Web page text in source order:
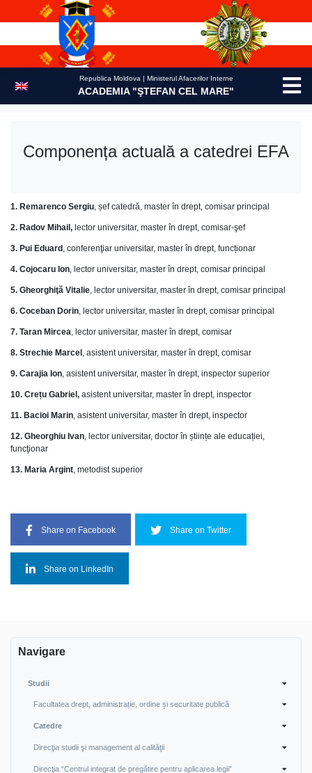
Republica Moldova | Ministerul Afacerilor Interne
ACADEMIA "ŞTEFAN CEL MARE"
Componența actuală a catedrei EFA
1. Remarenco Sergiu, șef catedră, master în drept, comisar principal
2. Radov Mihail, lector universitar, master în drept, comisar-şef
3. Pui Eduard , conferenţiar universitar, master în drept, funcționar
4. Cojocaru Ion, lector universitar, master în drept, comisar principal
5. Gheorghiţă Vitalie, lector universitar, master în drept, comisar principal
6. Coceban Dorin, lector universitar, master în drept, comisar principal
7. Taran Mircea, lector universitar, master în drept, comisar
8. Strechie Marcel , asistent universitar, master în drept, comisar
9. Carajia Ion, asistent universitar, master în drept, inspector superior
10. Crețu Gabriel, asistent universitar, master în drept, inspector
11. Bacioi Marin, asistent universitar, master în drept, inspector
12. Gheorghiu Ivan, lector universitar, doctor în științe ale educației,
funcţionar
13. Maria Argint, metodist superior
Share on Facebook Share on Twitter
Share on LinkedIn
Navigare
Studii
Facultatea drept, administrație, ordine și securitate publică
Catedre
Direcţia studii şi management al calităţii
Direcţia “Centrul integrat de pregătire pentru aplicarea legii”